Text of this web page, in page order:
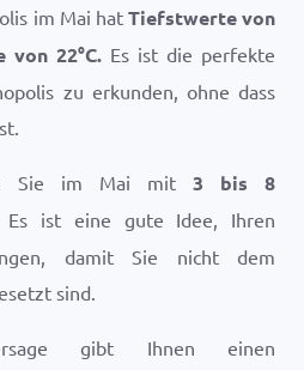
im Mai hat Tiefstwerte von
von 22°C. Es ist die perfekte
zu erkunden, ohne dass
Sie im Mai mit 3 bis 8
Es ist eine gute Idee, Ihren
damit Sie nicht dem
sind.
gibt Ihnen einen